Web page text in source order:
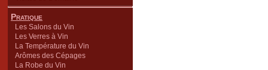
Pratique
Les Salons du Vin
Les Verres à Vin
La Température du Vin
Arômes des Cépages
La Robe du Vin